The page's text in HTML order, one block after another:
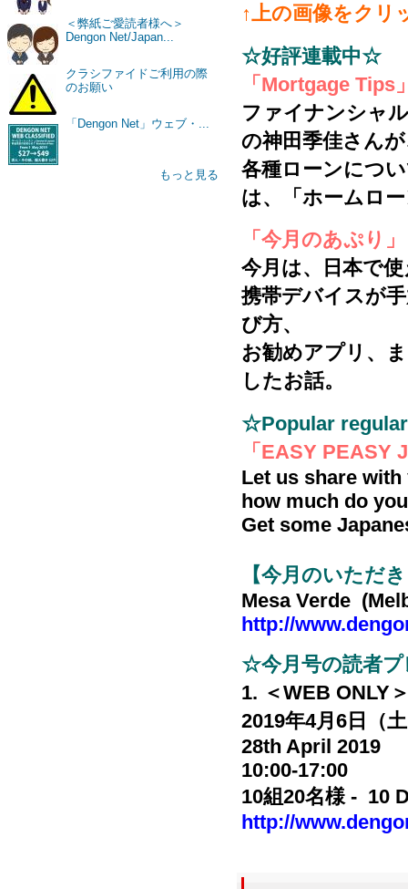
＜弊紙ご愛読者様へ＞
Dengon Net/Japan...
クラシファイドご利用の際
のお願い
「Dengon Net」ウェブ・...
もっと見る
↑上の画像をクリ
☆好評連載中☆
「Mortgage Tips
ファイナンシャ
の神田季佳さん
各種ローンにつ
は、「ホームロ
「今月のあぷり」
今月は、日本で
携帯デバイスが
び方、
お勧めアプリ、
したお話。
☆Popular
「EASY PEASY
Let us share
how much do
Get some
【今月のいただ
Mesa Verde
http://
☆今月号の読者
1. ＜WEB ONLY
2019年4月6日（
28th April 2019
10:00-17:00
10組20名様 - 10
http://